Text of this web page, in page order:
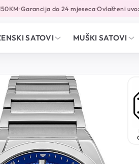
•Garancija do 24 mjeseca•Ovlašteni
SATOVI MUŠKI SATOVI